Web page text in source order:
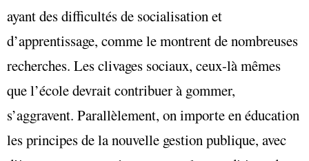
ayant des difficultés de socialisation et
d’apprentissage, comme le montrent de nombreuses
recherches. Les clivages sociaux, ceux-là mêmes
que l’école devrait contribuer à gommer,
s’aggravent. Parallèlement, on importe en éducation
les principes de la nouvelle gestion publique, avec